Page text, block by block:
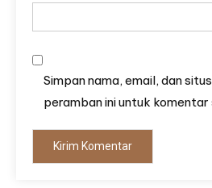
Simpan nama, email, dan
peramban ini untuk